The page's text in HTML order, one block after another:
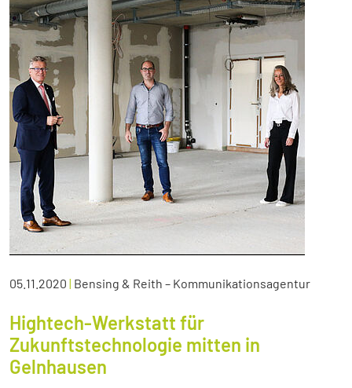
05.11.2020 | Bensing & Reith – Kommunikationsagentur
Hightech-Werkstatt für
Zukunftstechnologie mitten in
Gelnhausen